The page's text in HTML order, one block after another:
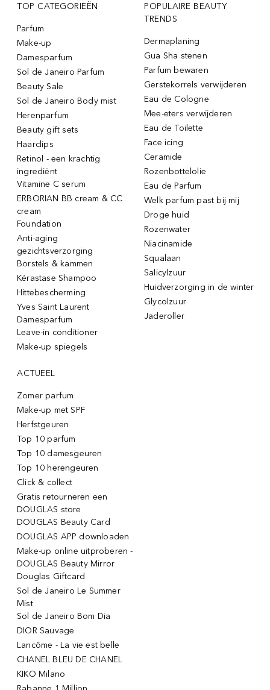
TOP CATEGORIEËN
Parfum
Make-up
Damesparfum
Sol de Janeiro Parfum
Beauty Sale
Sol de Janeiro Body mist
Herenparfum
Beauty gift sets
Haarclips
Retinol - een krachtig
ingrediënt
Vitamine C serum
ERBORIAN BB cream & CC
cream
Foundation
Anti-aging
gezichtsverzorging
Borstels & kammen
Kérastase Shampoo
Hittebescherming
Yves Saint Laurent
Damesparfum
Leave-in conditioner
Make-up spiegels
POPULAIRE BEAUTY
TRENDS
Dermaplaning
Gua Sha stenen
Parfum bewaren
Gerstekorrels verwijderen
Eau de Cologne
Mee-eters verwijderen
Eau de Toilette
Face icing
Ceramide
Rozenbottelolie
Eau de Parfum
Welk parfum past bij mij
Droge huid
Rozenwater
Niacinamide
Squalaan
Salicylzuur
Huidverzorging in de winter
Glycolzuur
Jaderoller
ACTUEEL
Zomer parfum
Make-up met SPF
Herfstgeuren
Top 10 parfum
Top 10 damesgeuren
Top 10 herengeuren
Click & collect
Gratis retourneren een
DOUGLAS store
DOUGLAS Beauty Card
DOUGLAS APP downloaden
Make-up online uitproberen -
DOUGLAS Beauty Mirror
Douglas Giftcard
Sol de Janeiro Le Summer
Mist
Sol de Janeiro Bom Dia
DIOR Sauvage
Lancôme - La vie est belle
CHANEL BLEU DE CHANEL
KIKO Milano